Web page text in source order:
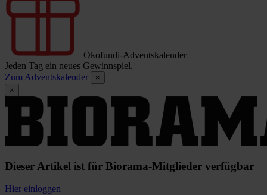
Ökofundi-Adventskalender
Jeden Tag ein neues Gewinnspiel.
Zum Adventskalender
×
×
Dieser Artikel ist für Biorama-Mitglieder verfügbar
Hier einloggen